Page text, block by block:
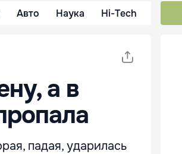
Авто Наука Hi-Tech
а в
падая, ударилась